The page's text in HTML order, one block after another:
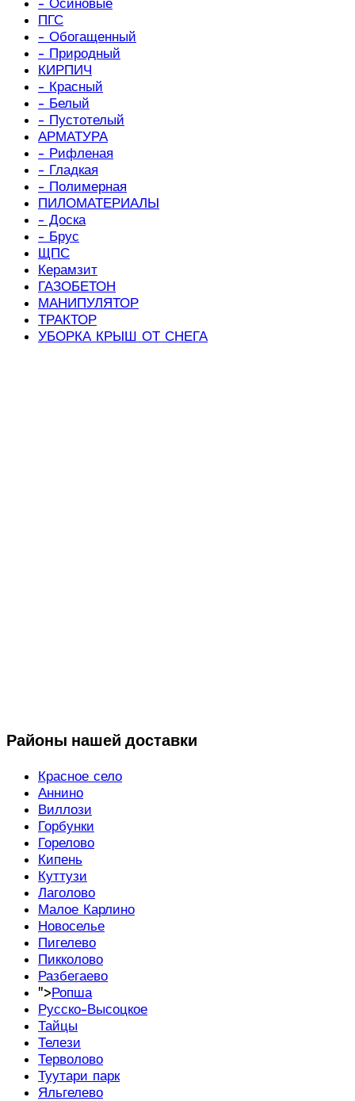
- Осиновые
ПГС
- Обогащенный
- Природный
КИРПИЧ
- Красный
- Белый
- Пустотелый
АРМАТУРА
- Рифленая
- Гладкая
- Полимерная
ПИЛОМАТЕРИАЛЫ
- Доска
- Брус
ЩПС
Керамзит
ГАЗОБЕТОН
МАНИПУЛЯТОР
ТРАКТОР
УБОРКА КРЫШ ОТ СНЕГА
Районы нашей доставки
Красное село
Аннино
Виллози
Горбунки
Горелово
Кипень
Куттузи
Лаголово
Малое Карлино
Новоселье
Пигелево
Пикколово
Разбегаево
">Ропша
Русско-Высоцкое
Тайцы
Телези
Терволово
Туутари парк
Яльгелево